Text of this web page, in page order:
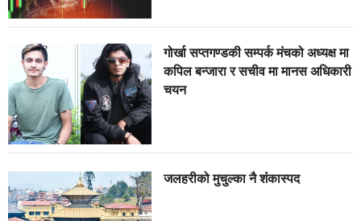
गोर्खा सप्तगण्डकी सम्पर्क मंचको अध्यक्ष मा
कपिल बन्जारा र सचीव मा मानस अधिकारी
चयन
जलहरीको मुचुल्का नै शंंकास्पद